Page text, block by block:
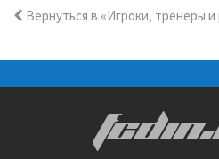
Вернуться в «Игроки, тренеры